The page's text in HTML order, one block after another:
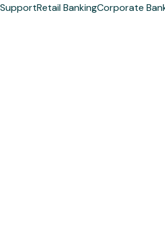
SupportRetail BankingCorporate